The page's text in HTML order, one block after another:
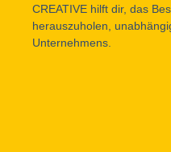
CREATIVE hilft dir, das
herauszuholen,
Unternehmens.